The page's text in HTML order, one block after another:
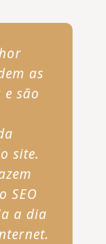
as
são
site.
SEO
a dia